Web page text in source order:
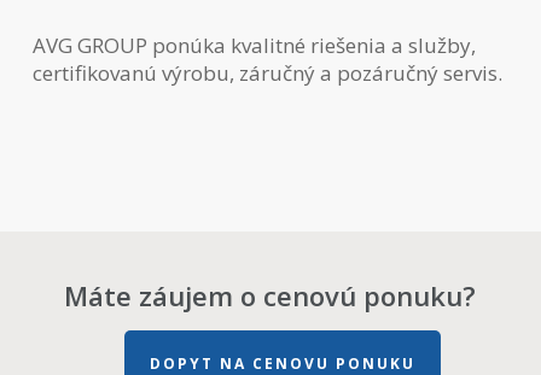
AVG GROUP ponúka kvalitné riešenia a služby,
certifikovanú výrobu, záručný a pozáručný servis.
Máte záujem o cenovú ponuku?
DOPYT NA CENOVU PONUKU